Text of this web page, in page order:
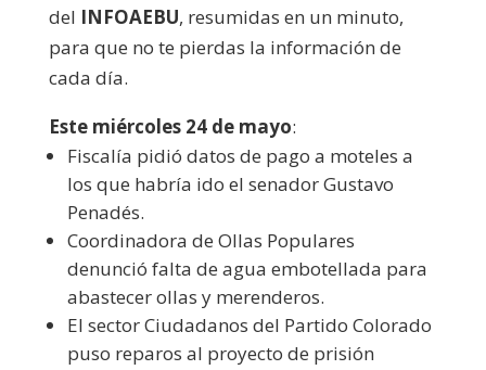
del INFOAEBU, resumidas en un minuto,
para que no te pierdas la información de
cada día.
Este miércoles 24 de mayo:
Fiscalía pidió datos de pago a moteles a
los que habría ido el senador Gustavo
Penadés.
Coordinadora de Ollas Populares
denunció falta de agua embotellada para
abastecer ollas y merenderos.
El sector Ciudadanos del Partido Colorado
puso reparos al proyecto de prisión